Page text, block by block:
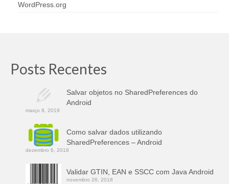
WordPress.org
Posts Recentes
Salvar objetos no SharedPreferences do
Android
março 8, 2019
Como salvar dados utilizando
SharedPreferences – Android
dezembro 6, 2018
Validar GTIN, EAN e SSCC com Java Android
novembro 26, 2018